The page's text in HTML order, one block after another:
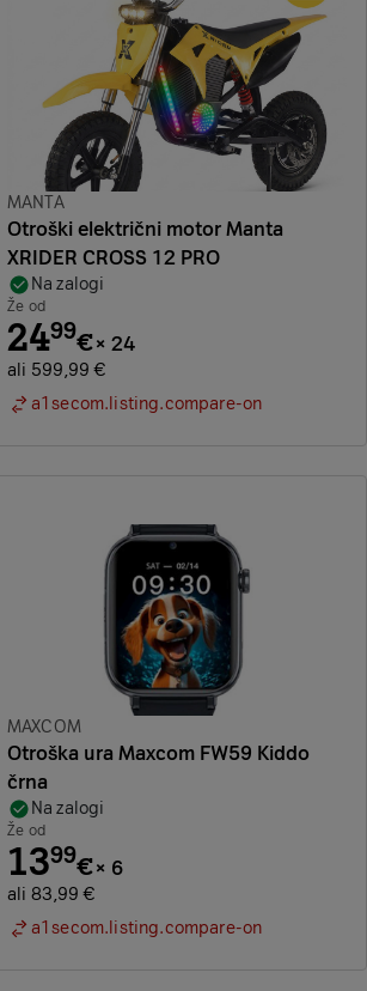
Znamka:
MANTA
Otroški električni motor Manta
XRIDER CROSS 12 PRO
Na zalogi
Že od
2499€× 24
ali 599,99 €
a1secom.listing.compare-on
Znamka:
MAXCOM
Otroška ura Maxcom FW59 Kiddo
črna
Na zalogi
Že od
1399€× 6
ali 83,99 €
a1secom.listing.compare-on